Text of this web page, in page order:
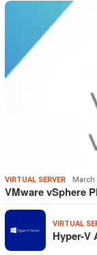
VIRTUAL SERVER March
VMware vSphere
VIRTUAL
Hyper-V